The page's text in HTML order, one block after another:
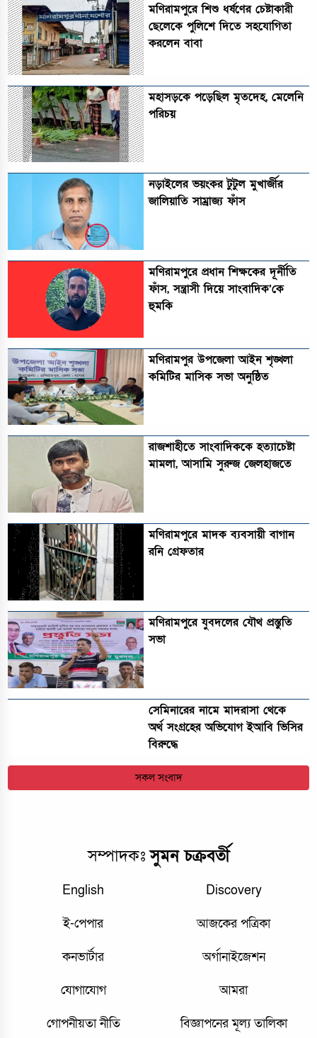
মণিরামপুরে শিশু ধর্ষণের চেষ্টাকারী
ছেলেকে পুলিশে দিতে সহযোগিতা
করলেন বাবা
মহাসড়কে পড়েছিল মৃতদেহ, মেলেনি
পরিচয়
নড়াইলের ভয়ংকর টুটুল মুখার্জীর
জালিয়াতি সাম্রাজ্য ফাঁস
মণিরামপুরে প্রধান শিক্ষকের দূর্নীতি
ফাঁস, সন্ত্রাসী দিয়ে সাংবাদিক’কে
হুমকি
মণিরামপুর উপজেলা আইন শৃঙ্খলা
কমিটির মাসিক সভা অনুষ্ঠিত‎‎
রাজশাহীতে সাংবাদিককে হত্যাচেষ্টা
মামলা, আসামি সুরুজ জেলহাজতে
মণিরামপুরে মাদক ব্যবসায়ী বাগান
রনি গ্রেফতার
মণিরামপুরে যুবদলের যৌথ প্রস্তুতি
সভা
সেমিনারের নামে মাদরাসা থেকে
অর্থ সংগ্রহের অভিযোগ ইআবি ভিসির
বিরুদ্ধে
সকল সংবাদ
সম্পাদকঃসুমন চক্রবর্তী
English Discovery
ই-পেপার আজকের পত্রিকা
কনভার্টার অর্গানাইজেশন
যোগাযোগ আমরা
গোপনীয়তা নীতি বিজ্ঞাপনের মূল্য তালিকা